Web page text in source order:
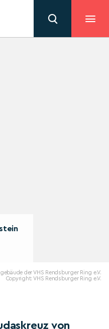
der VHS Rendsburger Ring e.V.
Copyright: VHS Rendsburger Ring e.V.
von